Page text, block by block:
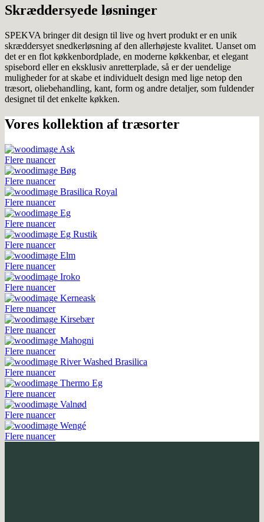
Skræddersyede løsninger
SPEKVA bringer dit design til live og hvert produkt er en unik
skræddersyet snedkerløsning af den allerhøjeste kvalitet. Uanset om
det er en flot køkkenbordplade, en moderne køkkenbar, et elegant
spisebord eller en eksklusiv anretterplade, så er der uendelige
muligheder for at skabe et individuelt design med lige netop den
træsort, oliebehandling, kant, form og andre detaljer, som fuldender
designet til det enkelte køkken.
Vores kollektion af træsorter
Ask
Flere nuancer
Bøg
Flere nuancer
Brasilica Royal
Flere nuancer
Eg
Flere nuancer
Eg Rustik
Flere nuancer
Elm
Flere nuancer
Iroko
Flere nuancer
Kerneask
Flere nuancer
Kirsebær
Flere nuancer
Mahogni
Flere nuancer
River Washed Brasilica
Flere nuancer
Thermo Eg
Flere nuancer
Valnød
Flere nuancer
Wengé
Flere nuancer